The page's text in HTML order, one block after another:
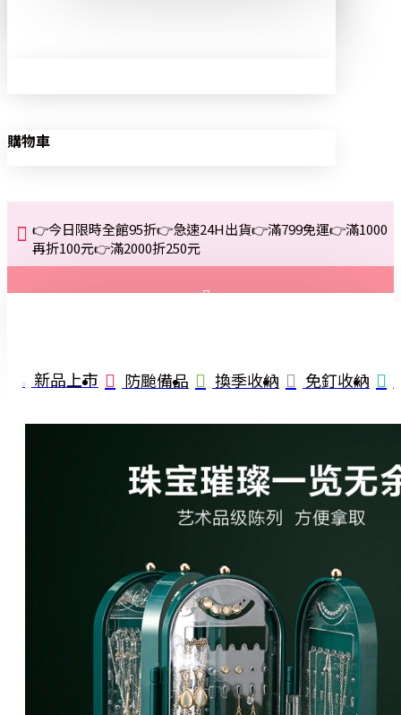
購物車
👉今日限時全館95折👉急速24H出貨👉滿799免運👉滿1000
再折100元👉滿2000折250元
註冊
詢問
新品上市 防颱備品 換季收納 免釘收納